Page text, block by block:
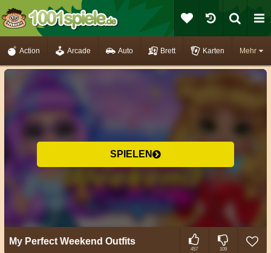
Mehr
Action Arcade Auto Brett Karten
SPIELEN
My Perfect Weekend Outfits
457 109